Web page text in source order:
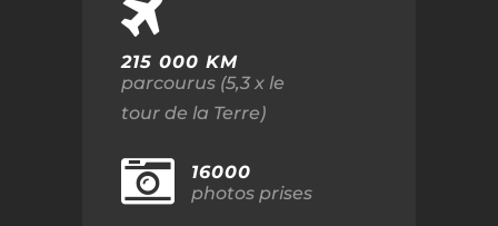
215 000 KM
parcourus (5,3 x le
tour de la Terre)
16000
photos prises